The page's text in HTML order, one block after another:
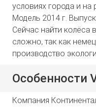
условиях города и на
Модель 2014 г.
Сейчас найти колёса
сложно, так как
производство
Особенности
Компания